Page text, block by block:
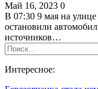
Май 16, 2023 0
В 07:30 9 мая на
остановили
источников…
Интересное: